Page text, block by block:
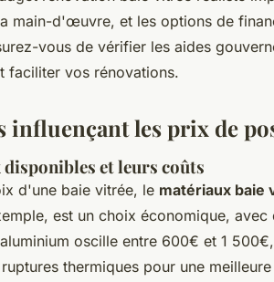
main-d'œuvre, et les options de
vous de vérifier les aides
faciliter vos rénovations.
influençant les prix de
et leurs coûts
d'une baie vitrée, le matériaux baie
est un choix économique,
oscille entre 600€ et 1
thermiques pour une